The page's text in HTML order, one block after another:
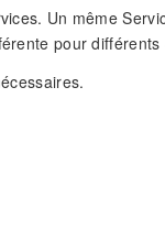
Un même
pour